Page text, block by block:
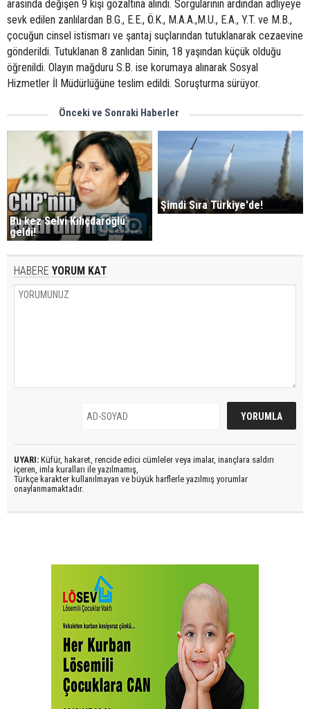
arasında değişen 9 kişi gözaltına alındı. Sorgularının ardından adliyeye
sevk edilen zanlılardan B.G., E.E., Ö.K., M.A.A.,M.U., E.A., Y.T. ve M.B.,
çocuğun cinsel istismarı ve şantaj suçlarından tutuklanarak cezaevine
gönderildi. Tutuklanan 8 zanlıdan 5inin, 18 yaşından küçük olduğu
öğrenildi. Olayın mağduru S.B. ise korumaya alınarak Sosyal
Hizmetler İl Müdürlüğüne teslim edildi. Soruşturma sürüyor.
Önceki ve Sonraki Haberler
Bu kez Selvi Kılıçdaroğlu
geldi!
Şimdi Sıra Türkiye'de!
HABERE YORUM KAT
UYARI: Küfür, hakaret, rencide edici cümleler veya imalar, inançlara saldırı
içeren, imla kuralları ile yazılmamış,
Türkçe karakter kullanılmayan ve büyük harflerle yazılmış yorumlar
onaylanmamaktadır.